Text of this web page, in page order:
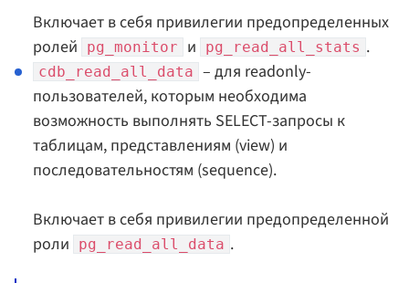
Включает в себя привилегии предопределенных
ролей
pg_monitor и pg_read_all_stats .
cdb_read_all_data – для readonly-
пользователей, которым необходима
возможность выполнять SELECT-запросы к
таблицам, представлениям (view) и
последовательностям (sequence).
Включает в себя привилегии предопределенной
роли
pg_read_all_data .